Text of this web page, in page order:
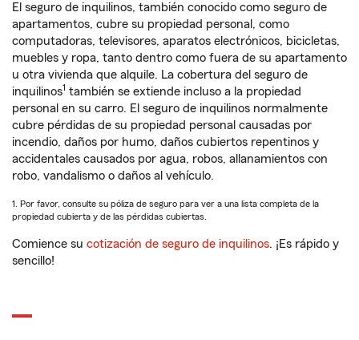
El seguro de inquilinos, también conocido como seguro de
apartamentos, cubre su propiedad personal, como
computadoras, televisores, aparatos electrónicos, bicicletas,
muebles y ropa, tanto dentro como fuera de su apartamento
u otra vivienda que alquile. La cobertura del seguro de
inquilinos1 también se extiende incluso a la propiedad
personal en su carro. El seguro de inquilinos normalmente
cubre pérdidas de su propiedad personal causadas por
incendio, daños por humo, daños cubiertos repentinos y
accidentales causados por agua, robos, allanamientos con
robo, vandalismo o daños al vehículo.
1. Por favor, consulte su póliza de seguro para ver a una lista completa de la
propiedad cubierta y de las pérdidas cubiertas.
Comience su cotización de seguro de inquilinos. ¡Es rápido y
sencillo!